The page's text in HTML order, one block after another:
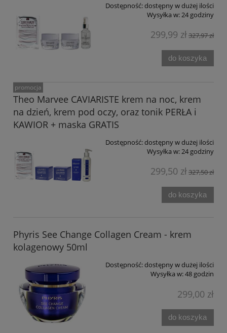
Dostępność:dostępny w dużej ilości
Wysyłka w:24 godziny
299,99 zł327,97 zł
do koszyka
Theo Marvee CAVIARISTE krem na noc, krem
na dzień, krem pod oczy, oraz tonik PERŁA i
KAWIOR + maska GRATIS
Dostępność:dostępny w dużej ilości
Wysyłka w:24 godziny
299,50 zł327,50 zł
do koszyka
promocja
Phyris See Change Collagen Cream - krem
kolagenowy 50ml
Dostępność:dostępny w dużej ilości
Wysyłka w:48 godzin
299,00 zł
do koszyka